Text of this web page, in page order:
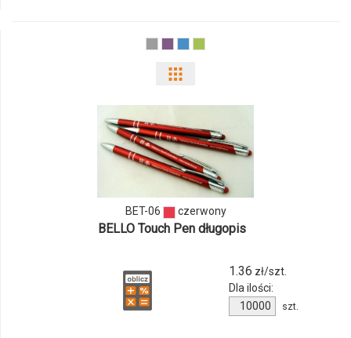
odmiany
i
ilości
produktu
BET-
BET-06 czerwony
BELLO Touch Pen długopis
1.36 zł/szt.
Dla ilości:
Ilość
produktu
szt.